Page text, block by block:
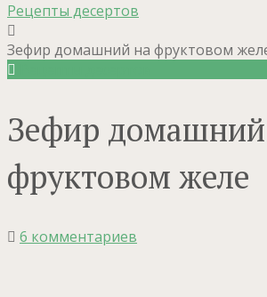
Рецепты десертов
Зефир домашний на фруктовом
Зефир
фруктовом желе
6 комментариев